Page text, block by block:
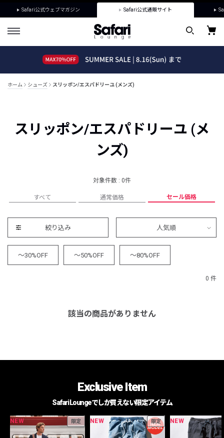
Safari公式ウェブマガジン Safari公式通販サイト
ホーム シューズ スリッポン/エスパドリーユ (メンズ)
スリッポン/エスパドリーユ (メ
ンズ)
対象件数 : 0件
すべて 通常価格 セール価格
絞り込み 人気順
～30%OFF ～50%OFF ～80%OFF
0 件
該当の商品がありません
Exclusive Item
Safari Loungeでしか買えない限定アイテム
NEW 限定 NEW 限定 NEW